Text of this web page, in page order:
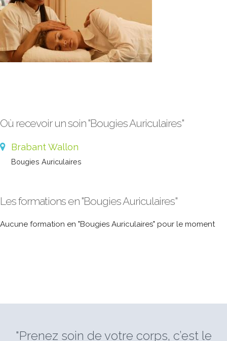
Où recevoir un soin "Bougies Auriculaires"
Brabant Wallon
Bougies Auriculaires
Les formations en "Bougies Auriculaires"
Aucune formation en "Bougies Auriculaires" pour le moment
"Prenez soin de votre corps, c’est le